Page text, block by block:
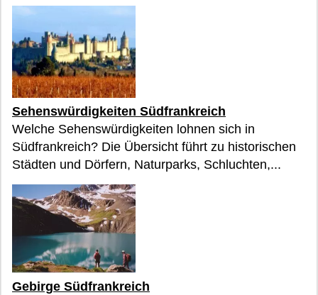
Sehenswürdigkeiten Südfrankreich
Welche Sehenswürdigkeiten lohnen sich in
Südfrankreich? Die Übersicht führt zu historischen
Städten und Dörfern, Naturparks, Schluchten,...
Gebirge Südfrankreich